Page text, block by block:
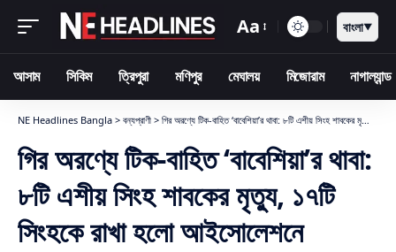
Aa বাংলা▼
আসাম সিকিম ত্রিপুরা মণিপুর মেঘালয় মিজোরাম নাগাল্যান্ড
NE Headlines Bangla > বন্যপ্রাণী > গির অরণ্যে টিক-বাহিত ‘বাবেশিয়া’র থাবা: ৮টি এশীয় সিংহ শাবকের মৃত্যু, ১৭টি সিংহকে রাখা হলো আইসোলেশনে
গির অরণ্যে টিক-বাহিত ‘বাবেশিয়া’র থাবা:
৮টি এশীয় সিংহ শাবকের মৃত্যু, ১৭টি
সিংহকে রাখা হলো আইসোলেশনে